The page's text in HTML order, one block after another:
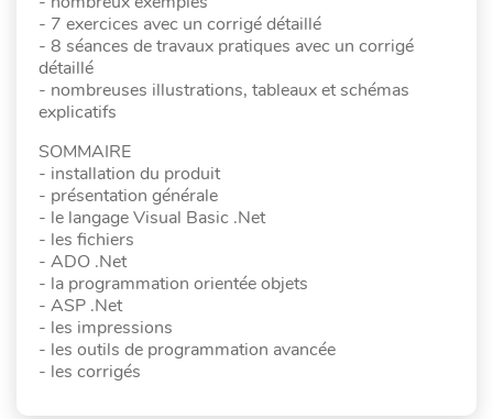
- 7 exercices avec un corrigé détaillé
- 8 séances de travaux pratiques avec un corrigé
détaillé
- nombreuses illustrations, tableaux et schémas
explicatifs
SOMMAIRE
- installation du produit
- présentation générale
- le langage Visual Basic .Net
- les fichiers
- ADO .Net
- la programmation orientée objets
- ASP .Net
- les impressions
- les outils de programmation avancée
- les corrigés